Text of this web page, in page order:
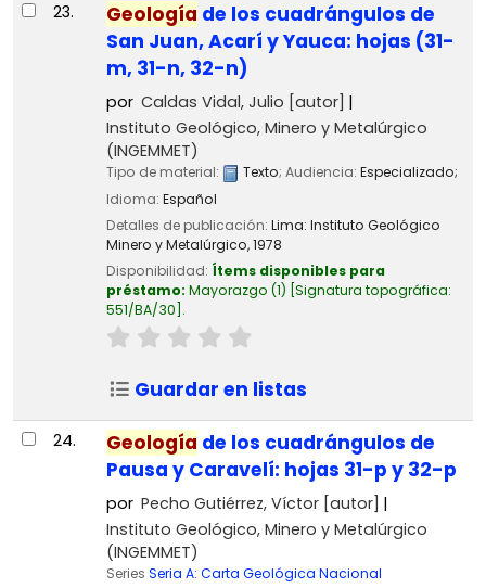
23. Geología de los cuadrángulos de
San Juan, Acarí y Yauca: hojas (31-
m, 31-n, 32-n)
por Caldas Vidal, Julio [autor]
Instituto Geológico, Minero y Metalúrgico
(INGEMMET)
Tipo de material: Texto; Audiencia: Especializado;
Idioma: Español
Detalles de publicación: Lima: Instituto Geológico
Minero y Metalúrgico,1978
Disponibilidad: Ítems disponibles para
préstamo: Mayorazgo (1) Signatura topográfica:
551/BA/30 .
Guardar en listas
24. Geología de los cuadrángulos de
Pausa y Caravelí: hojas 31-p y 32-p
por Pecho Gutiérrez, Víctor[autor]
Instituto Geológico, Minero y Metalúrgico
(INGEMMET)
Series Seria A: Carta Geológica Nacional